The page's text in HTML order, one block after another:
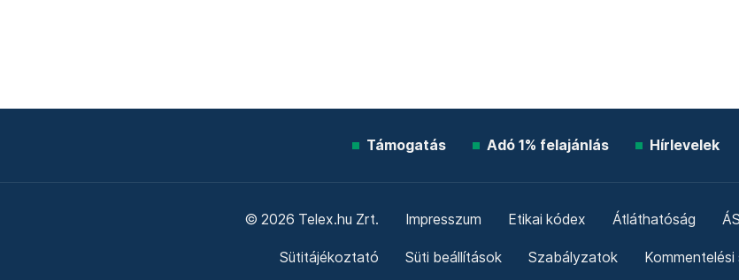
Támogatás Adó 1% felajánlás Hírlevelek
© 2026 Telex.hu Zrt. Impresszum Etikai kódex Átláthatóság
Sütitájékoztató Süti beállítások Szabályzatok